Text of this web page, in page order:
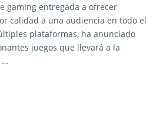
gaming entregada a ofrecer
calidad a una audiencia en todo el
plataformas, ha anunciado
juegos que llevará a la
…